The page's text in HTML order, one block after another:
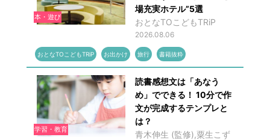
本・遊び
場充実ホテル”5選
おとなTOこどもTRiP
2026.08.06
おとなTOこどもTRiP お出かけ 旅行 書籍抜粋
学習・教育
読書感想文は「あなう
め」でできる！ 10分で作
文が完成するテンプレと
は？
青木伸生 (監修),粟生こず